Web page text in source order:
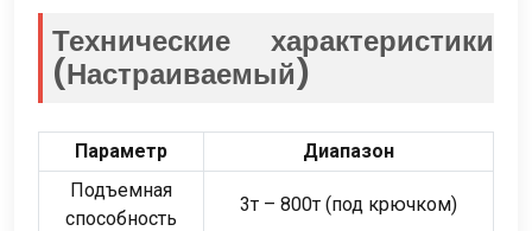
Технические характеристики
(Настраиваемый)
Параметр
Диапазон
Подъемная
способность
3т – 800т (под крючком)